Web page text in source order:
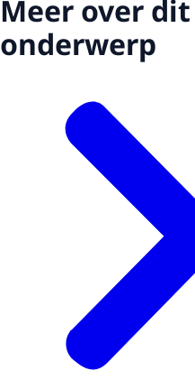
Meer over dit
onderwerp